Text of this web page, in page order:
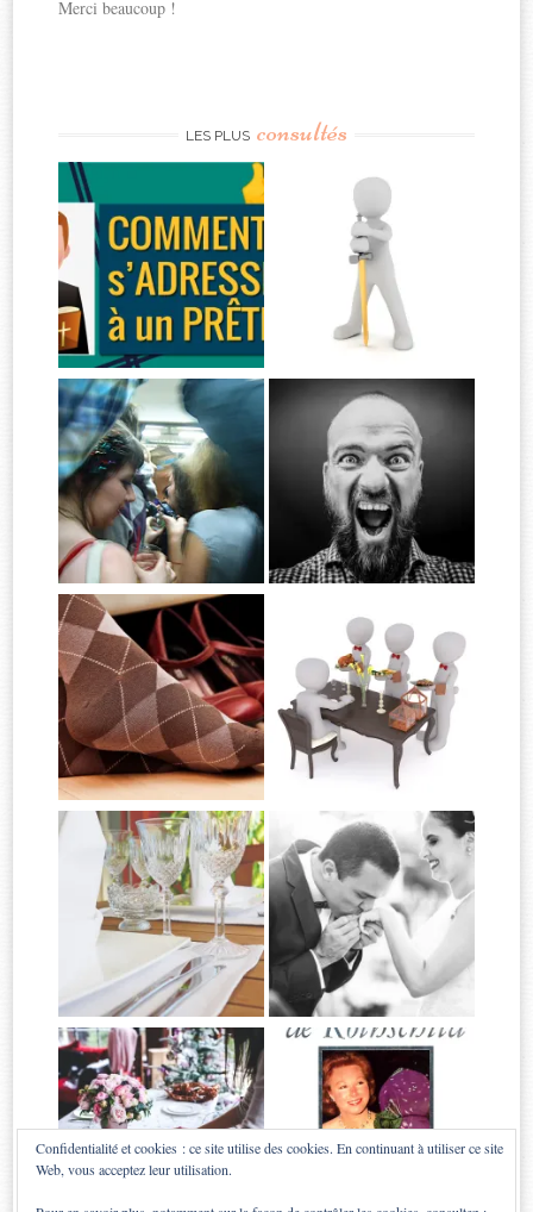
Merci beaucoup !
LES PLUS consultés
Confidentialité et cookies : ce site utilise des cookies. En continuant à utiliser ce site
Web, vous acceptez leur utilisation.